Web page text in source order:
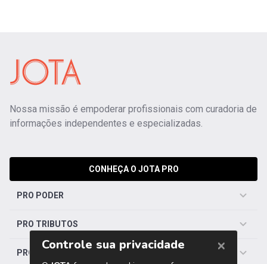
Nossa missão é empoderar profissionais com curadoria de
informações independentes e especializadas.
CONHEÇA O JOTA PRO
PRO PODER
PRO TRIBUTOS
PRO TRABALHISTA